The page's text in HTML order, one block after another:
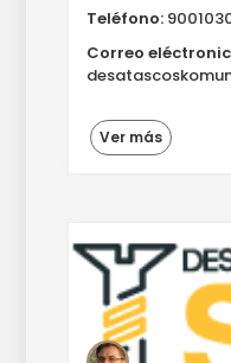
Teléfono:
Correo
Ver más